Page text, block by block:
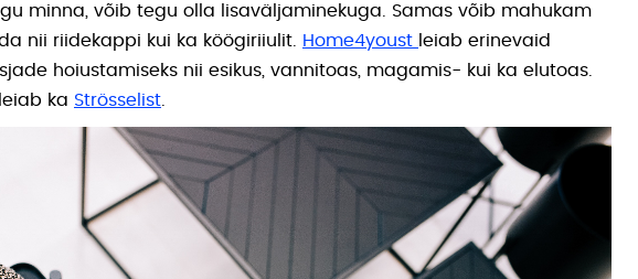
minna, võib tegu olla lisaväljaminekuga. Samas võib mahukam
nii riidekappi kui ka köögiriiulit.
Home4youst leiab erinevaid
hoiustamiseks nii esikus, vannitoas, magamis- kui ka elutoas.
ka Strösselist